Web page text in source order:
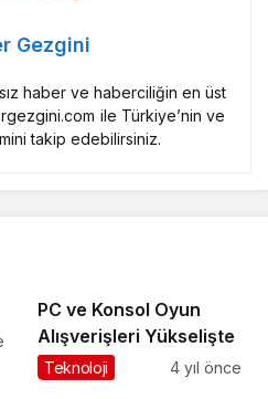
Gezgini
haber ve haberciliğin en üst
ile Türkiye’nin ve
takip edebilirsiniz.
PC ve Konsol Oyun
Alışverişleri Yükselişte
Teknoloji 4 yıl önce